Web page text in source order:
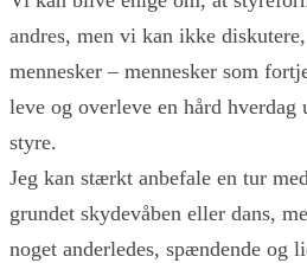
andres, men vi kan ikke
mennesker – mennesker som
leve og overleve en hård hverdag
styre.
Jeg kan stærkt anbefale en tur
grundet skydevåben eller dans,
noget anderledes, spændende og